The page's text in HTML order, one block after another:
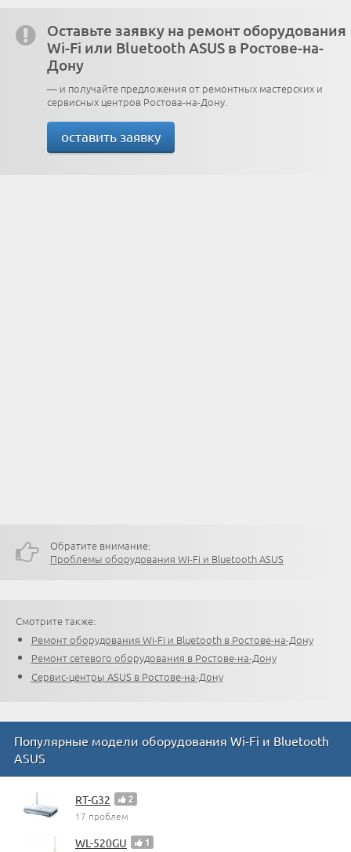
Оставьте заявку на ремонт оборудования
Wi-Fi или Bluetooth ASUS в Ростове-на-
Дону
— и получайте предложения от ремонтных мастерских и
сервисных центров Ростова-на-Дону.
оставить заявку
Обратите внимание:
Проблемы оборудования Wi-Fi и Bluetooth ASUS
Смотрите также:
Ремонт оборудования Wi-Fi и Bluetooth в Ростове-на-Дону
Ремонт сетевого оборудования в Ростове-на-Дону
Сервис-центры ASUS в Ростове-на-Дону
Популярные модели оборудования Wi-Fi и Bluetooth
ASUS
RT-G32 2
17 проблем
WL-520GU 1